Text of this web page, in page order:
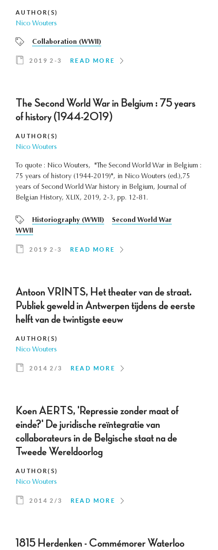
AUTHOR(S)
Nico Wouters
Collaboration (WWII)
2019 2-3 READ MORE
The Second World War in Belgium : 75 years
of history (1944-2019)
AUTHOR(S)
Nico Wouters
To quote : Nico Wouters, "The Second World War in Belgium :
75 years of history (1944-2019)", in Nico Wouters (ed.),75
years of Second World War history in Belgium, Journal of
Belgian History, XLIX, 2019, 2-3, pp. 12-81.
Historiography (WWII)
Second World War
WWII
2019 2-3 READ MORE
Antoon VRINTS, Het theater van de straat.
Publiek geweld in Antwerpen tijdens de eerste
helft van de twintigste eeuw
AUTHOR(S)
Nico Wouters
2014 2/3 READ MORE
Koen AERTS, 'Repressie zonder maat of
einde?' De juridische reïntegratie van
collaborateurs in de Belgische staat na de
Tweede Wereldoorlog
AUTHOR(S)
Nico Wouters
2014 2/3 READ MORE
1815 Herdenken - Commémorer Waterloo